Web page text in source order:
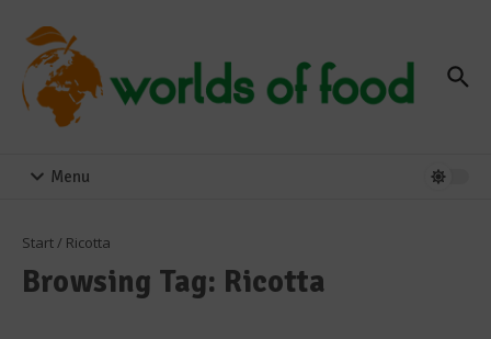
Menu
Start/ Ricotta
Browsing Tag: Ricotta